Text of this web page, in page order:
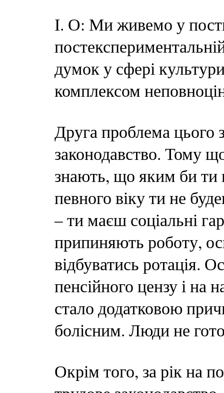
І. О: Ми живемо у
думок у сфері
комплексом
Друга проблема цього
законодавство. Тому
знають, що яким би ти
певного віку ти не
– ти маєш соціальні
припиняють роботу,
відбуватись ротація.
пенсійного цензу і
стало додатковою
болісним. Люди не
Окрім того, за рік на